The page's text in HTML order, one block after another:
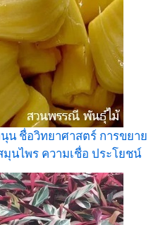
ชื่อวิทยาศาสตร์ การขยาย
นไพร ความเชื่อ ประโยชน์